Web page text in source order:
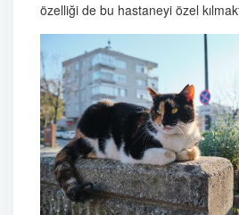
özelliği de bu hastaneyi özel